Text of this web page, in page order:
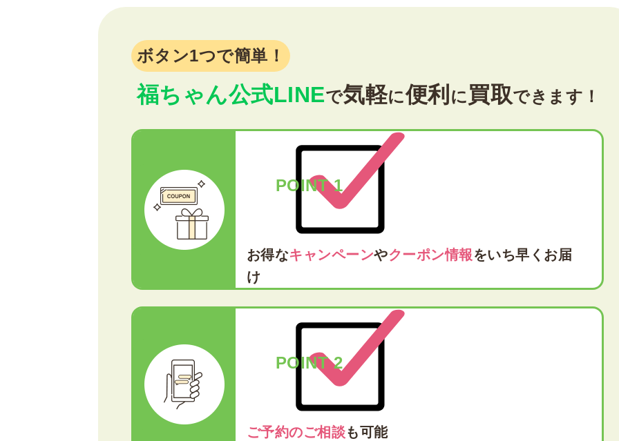
ボタン1つで簡単！
福ちゃん公式LINEで気軽に便利 に買取できます！
POINT 1
お得なキャンペーンやクーポン情報をいち早くお届
け
POINT 2
ご予約のご相談も可能